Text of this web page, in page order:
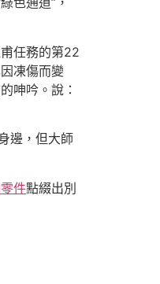
任務的第22
凍傷而變
呻吟。說：
邊，但大師
件點綴出別